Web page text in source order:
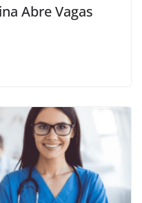
Abre Vagas